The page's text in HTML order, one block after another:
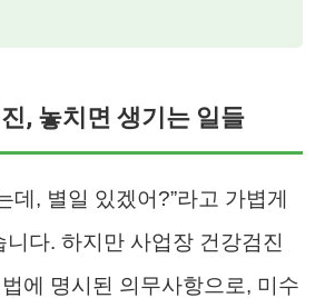
, 놓치면 생기는 일들
데, 별일 있겠어?”라고 가볍게
다. 하지만 사업장 건강검진
에 명시된 의무사항으로, 미수